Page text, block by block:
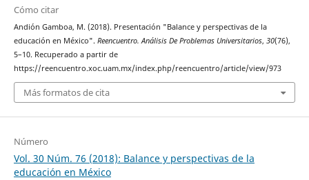
Cómo citar
Andión Gamboa, M. (2018). Presentación "Balance y perspectivas de la
educación en México". Reencuentro. Análisis De Problemas Universitarios, 30(76),
5–10. Recuperado a partir de
https://reencuentro.xoc.uam.mx/index.php/reencuentro/article/view/973
Más formatos de cita
Número
Vol. 30 Núm. 76 (2018): Balance y perspectivas de la
educación en México